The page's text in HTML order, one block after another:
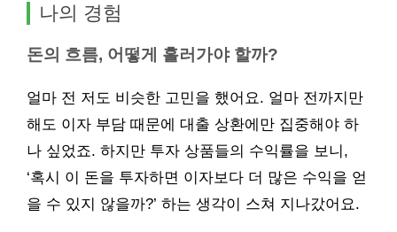
나의 경험
돈의 흐름, 어떻게 흘러가야 할까?
얼마 전 저도 비슷한 고민을 했어요. 얼마 전까지만
해도 이자 부담 때문에 대출 상환에만 집중해야 하
나 싶었죠. 하지만 투자 상품들의 수익률을 보니,
‘혹시 이 돈을 투자하면 이자보다 더 많은 수익을 얻
을 수 있지 않을까?’ 하는 생각이 스쳐 지나갔어요.